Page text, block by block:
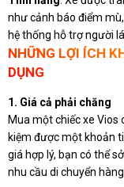
như cảnh báo điểm
hệ thống hỗ trợ người
NHỮNG LỢI ÍCH
DỤNG
1. Giá cả phải chăng
Mua một chiếc xe
kiệm được một khoản
giá hợp lý, bạn có thể
nhu cầu di chuyển